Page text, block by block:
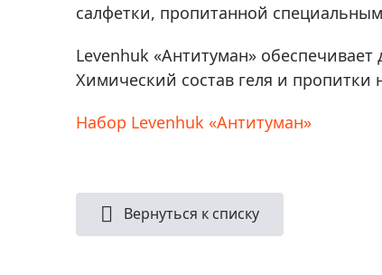
Discovery (Дискавери)
Оптика для детей Levenhuk LabZZ
Астропланетарии
Подарки
салфетки, пропитанной
Levenhuk «Антитуман»
Химический состав геля и
Набор Levenhuk «Антитуман»
Вернуться к списку